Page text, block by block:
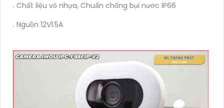
. Chất liệu vỏ nhựa, Chuẩn chống bụi nước IP66
. Nguồn 12V1.5A